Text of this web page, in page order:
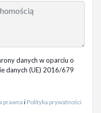
danych w oparciu o
danych (UE) 2016/679
prawnai Polityka prywatności